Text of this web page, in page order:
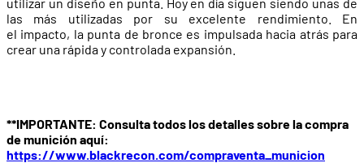
las más utilizadas por su excelente rendimiento. En
el impacto, la punta de bronce es impulsada hacia atrás para
crear una rápida y controlada expansión.
**IMPORTANTE: Consulta todos los detalles sobre la compra
de munición aquí:
https://www.blackrecon.com/compraventa_municion